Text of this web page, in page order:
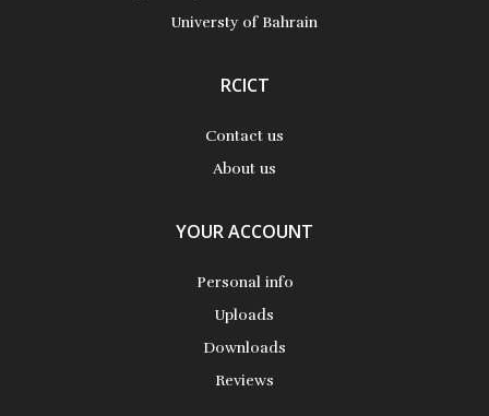
Universty of Bahrain
RCICT
Contact us
About us
YOUR ACCOUNT
Personal info
Uploads
Downloads
Reviews